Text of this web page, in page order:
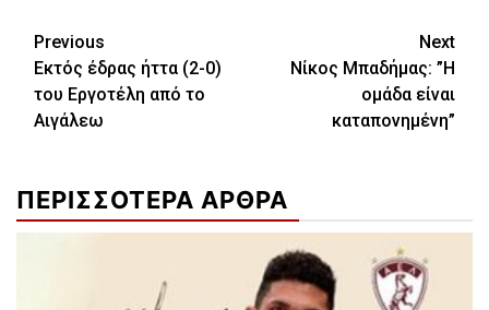
Continue
Reading
Previous
Εκτός έδρας ήττα (2-0)
του Εργοτέλη από το
Αιγάλεω
Next
Νίκος Μπαδήμας: ”Η
ομάδα είναι
καταπονημένη”
ΠΕΡΙΣΣΟΤΕΡΑ ΑΡΘΡΑ